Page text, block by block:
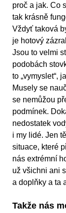
proč a jak. Co
tak krásně
Vždyť taková
je hotový
Jsou to velmi
podobách
to „vymyslet“,
Musely se
se nemůžou
podmínek.
nedostatek
i my lidé. Jen
situace, které
nás extrémní
už všichni ani
a doplňky a ta
Takže nás